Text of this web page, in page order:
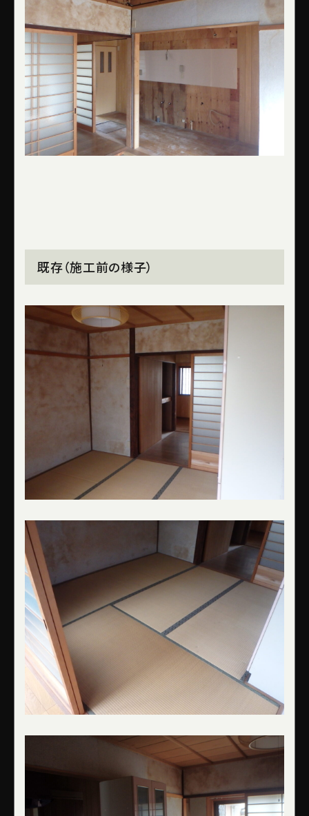
既存（施工前の様子）